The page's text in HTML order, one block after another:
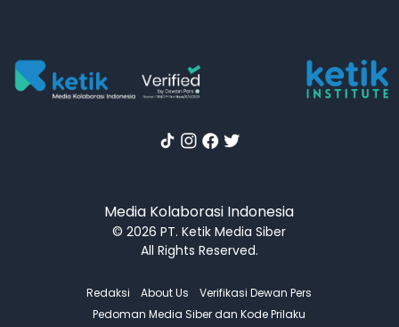
Media Kolaborasi Indonesia
© 2026 PT. Ketik Media Siber
All Rights Reserved.
Redaksi About Us
Verifikasi Dewan Pers
Pedoman Media Siber dan Kode Prilaku